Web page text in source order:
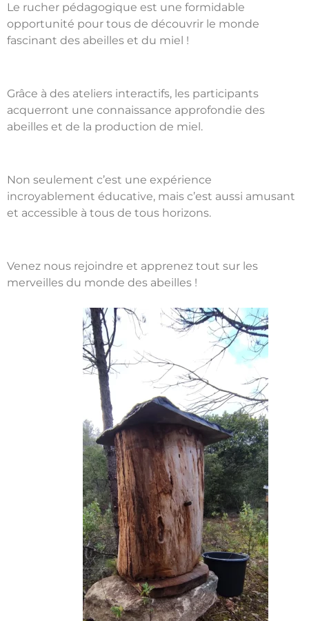
Le rucher pédagogique est une formidable
opportunité pour tous de découvrir le monde
fascinant des abeilles et du miel !
Grâce à des ateliers interactifs, les participants
acquerront une connaissance approfondie des
abeilles et de la production de miel.
Non seulement c’est une expérience
incroyablement éducative, mais c’est aussi amusant
et accessible à tous de tous horizons.
Venez nous rejoindre et apprenez tout sur les
merveilles du monde des abeilles !